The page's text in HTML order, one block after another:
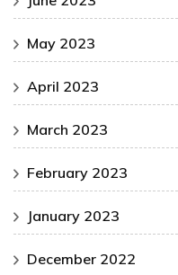
May 2023
April 2023
March 2023
February 2023
January 2023
December 2022